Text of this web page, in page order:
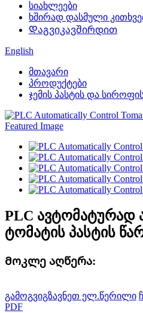
სიახლეები
ხშირად დასმული
Დაგვიკავშირდით
English
მთავარი
პროდუქტები
ჯემის პასტის და
PLC
ტომატის პასტის
Მოკლე აღწერა:
გამოგვიგზავნეთ ელ.წერილი
PDF